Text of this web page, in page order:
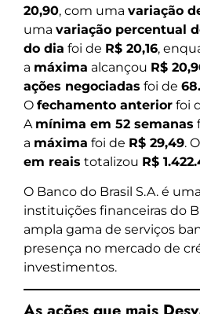
20,90, com uma variação
uma variação percentual
do dia foi de R$ 20,16,
a máxima alcançou R$
ações negociadas foi de
O fechamento anterior foi
A mínima em 52 semanas
a máxima foi de R$ 29,49. O
em reais totalizou R$
O Banco do Brasil S.A. é
instituições financeiras do
ampla gama de serviços
presença no mercado de
investimentos.